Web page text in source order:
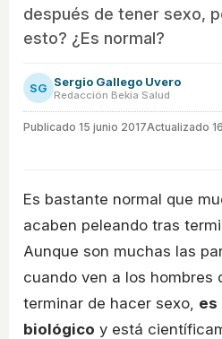
después de tener sexo,
esto? ¿Es normal?
SG Sergio Gallego Uvero
Redacción Bekia Salud
Publicado 15 junio 2017Actualizado
Es bastante normal que
acaben peleando tras
Aunque son muchas las
cuando ven a los hombres
terminar de hacer sexo, es
biológico y está